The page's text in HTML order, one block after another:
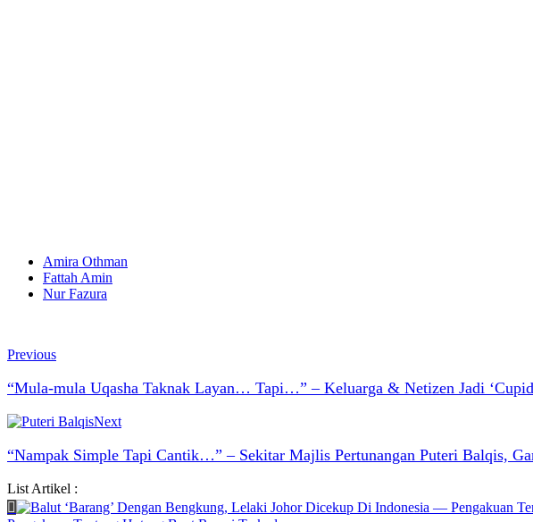
Amira Othman
Fattah Amin
Nur Fazura
Previous
“Mula-mula Uqasha Taknak Layan… Tapi…” – Keluarga & Netizen Jadi
Next
“Nampak Simple Tapi Cantik…” – Sekitar Majlis Pertunangan Puteri Balqis,
List Artikel :